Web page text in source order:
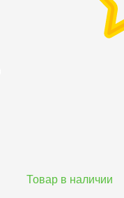
Товар в наличии